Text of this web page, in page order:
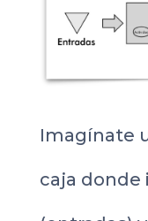
Imagínate
caja donde